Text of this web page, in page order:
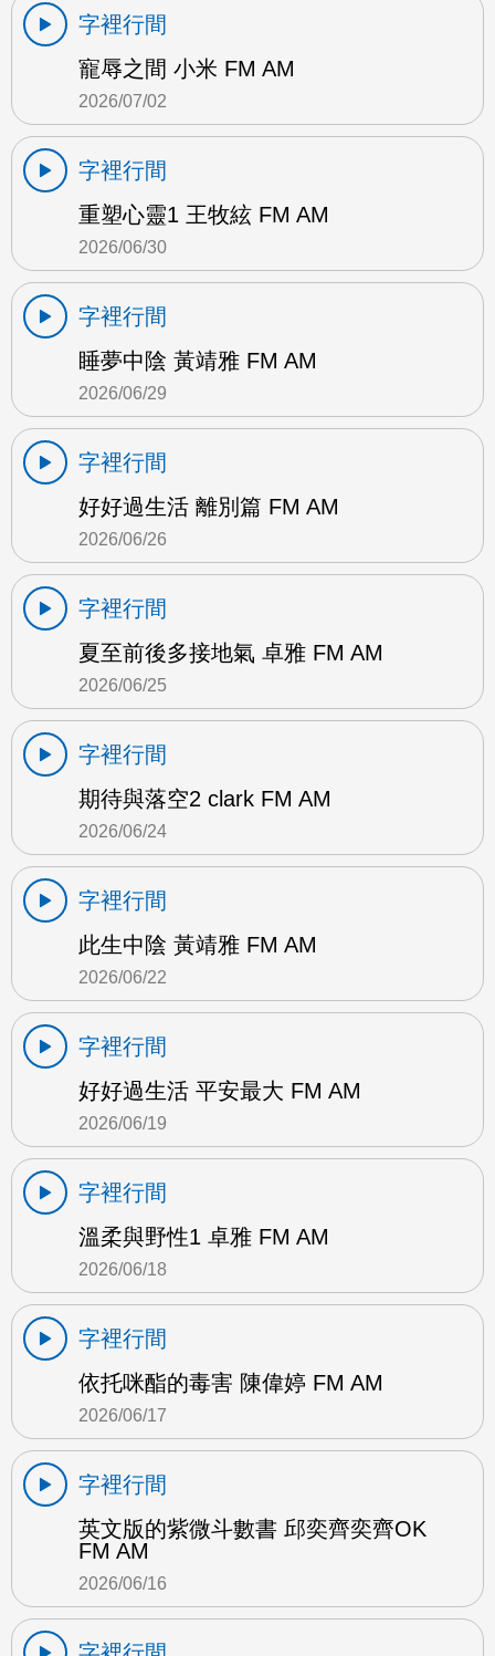
字裡行間
寵辱之間 小米 FM AM
2026/07/02
字裡行間
重塑心靈1 王牧絃 FM AM
2026/06/30
字裡行間
睡夢中陰 黃靖雅 FM AM
2026/06/29
字裡行間
好好過生活 離別篇 FM AM
2026/06/26
字裡行間
夏至前後多接地氣 卓雅 FM AM
2026/06/25
字裡行間
期待與落空2 clark FM AM
2026/06/24
字裡行間
此生中陰 黃靖雅 FM AM
2026/06/22
字裡行間
好好過生活 平安最大 FM AM
2026/06/19
字裡行間
溫柔與野性1 卓雅 FM AM
2026/06/18
字裡行間
依托咪酯的毒害 陳偉婷 FM AM
2026/06/17
字裡行間
英文版的紫微斗數書 邱奕齊奕齊OK
FM AM
2026/06/16